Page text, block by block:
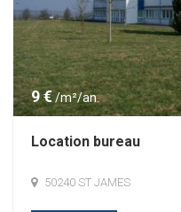
9 €/m²/an.
Location bureau
50240 ST JAMES